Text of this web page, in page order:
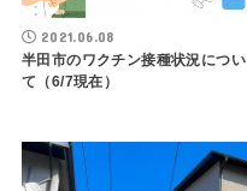
2021.06.08
半田市のワクチン接種状況につい
て（6/7現在）